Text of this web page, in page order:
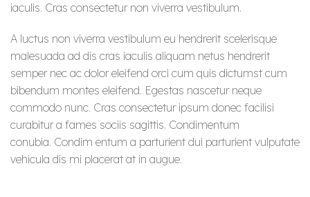
iaculis. Cras consectetur non viverra vestibulum.
A luctus non viverra vestibulum eu hendrerit scelerisque
malesuada ad dis cras iaculis aliquam netus hendrerit
semper nec ac dolor eleifend orci cum quis dictumst cum
bibendum montes eleifend. Egestas nascetur neque
commodo nunc. Cras consectetur ipsum donec facilisi
curabitur a fames sociis sagittis. Condimentum
conubia. Condim entum a parturient dui parturient vulputate
vehicula dis mi placerat at in augue.